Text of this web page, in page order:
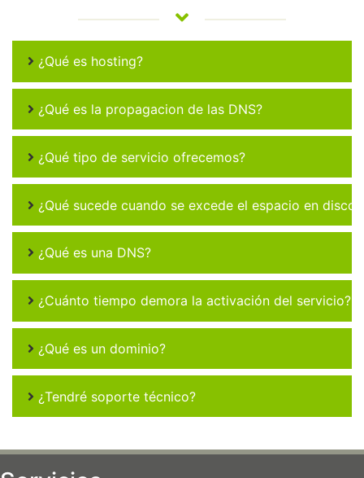
¿Qué es hosting?
¿Qué es la propagacion de las DNS?
¿Qué tipo de servicio ofrecemos?
¿Qué sucede cuando se excede el espacio en disco
¿Qué es una DNS?
¿Cuánto tiempo demora la activación del servicio?
¿Qué es un dominio?
¿Tendré soporte técnico?